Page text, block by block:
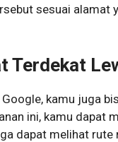
sesuai alamat
Terdekat
kamu juga
ini, kamu dapat
dapat melihat